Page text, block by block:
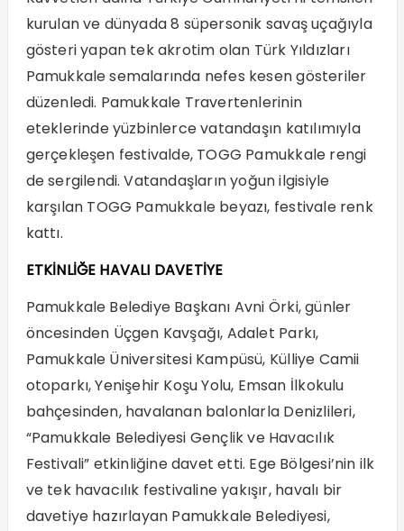
kurulan ve dünyada 8 süpersonik savaş uçağıyla
gösteri yapan tek akrotim olan Türk Yıldızları
Pamukkale semalarında nefes kesen gösteriler
düzenledi. Pamukkale Travertenlerinin
eteklerinde yüzbinlerce vatandaşın katılımıyla
gerçekleşen festivalde, TOGG Pamukkale rengi
de sergilendi. Vatandaşların yoğun ilgisiyle
karşılan TOGG Pamukkale beyazı, festivale renk
kattı.
ETKİNLİĞE HAVALI DAVETİYE
Pamukkale Belediye Başkanı Avni Örki, günler
öncesinden Üçgen Kavşağı, Adalet Parkı,
Pamukkale Üniversitesi Kampüsü, Külliye Camii
otoparkı, Yenişehir Koşu Yolu, Emsan İlkokulu
bahçesinden, havalanan balonlarla Denizlileri,
“Pamukkale Belediyesi Gençlik ve Havacılık
Festivali” etkinliğine davet etti. Ege Bölgesi’nin ilk
ve tek havacılık festivaline yakışır, havalı bir
davetiye hazırlayan Pamukkale Belediyesi,